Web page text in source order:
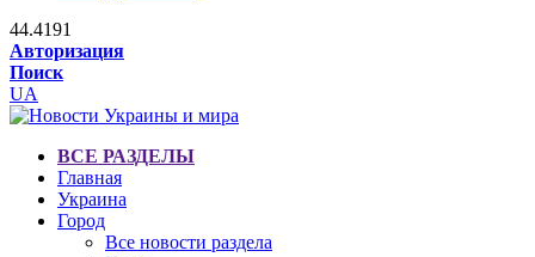
44.4191
Авторизация
Поиск
UA
ВСЕ РАЗДЕЛЫ
Главная
Украина
Город
Все новости раздела